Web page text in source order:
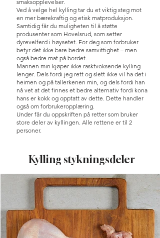
smaksopplevelser.
Ved å velge hel kylling tar du et viktig steg mot
en mer bærekraftig og etisk matproduksjon.
Samtidig får du muligheten til å støtte
produsenter som Hovelsrud, som setter
dyrevelferd i høysetet. For deg som forbruker
betyr det ikke bare bedre samvittighet – men
også bedre mat på bordet.
Mannen min kjøper ikke rasktvoksende kylling
lenger. Dels fordi jeg rett og slett ikke vil ha det i
heimen og på tallerkenen min, og dels fordi han
nå vet at det finnes et bedre alternativ fordi kona
hans er kokk og opptatt av dette. Dette handler
også om forbrukeropplæring.
Under får du oppskriften på retter som bruker
store deler av kyllingen. Alle rettene er til 2
personer.
Kylling stykningsdeler